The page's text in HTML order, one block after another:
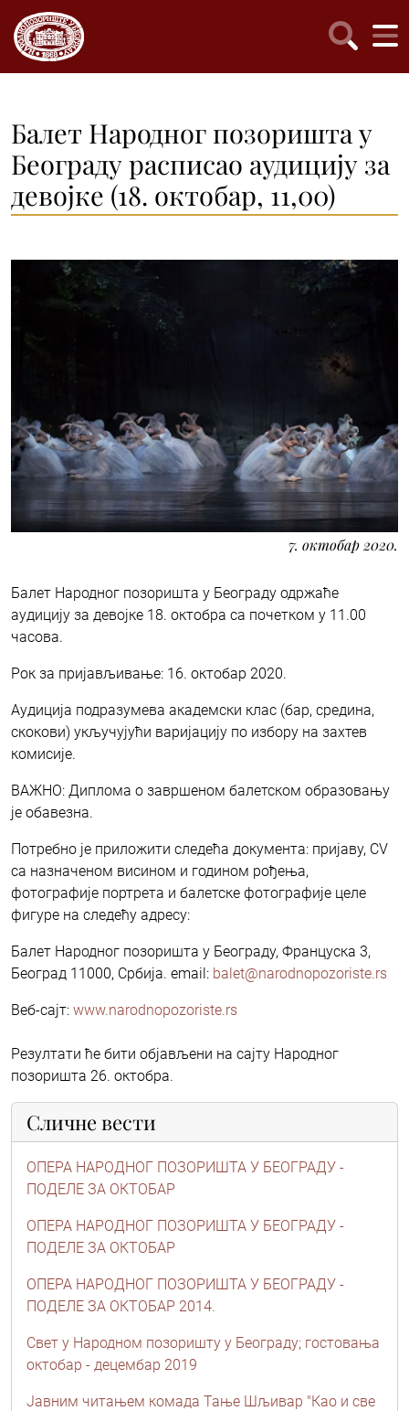
Балет Народног позоришта у
Београду расписао aудицију за
девојке (18. октобар, 11,00)
7. октобар 2020.
Балет Народног позоришта у Београду одржаће
aудицију за девојке 18. октобра са почетком у 11.00
часова.
Рок за пријављивање: 16. октобар 2020.
Аудиција подразумева академски клас (бар, средина,
скокови) укључујући варијацију по избору на захтев
комисије.
ВАЖНО: Диплома о завршеном балетском образовању
је обавезна.
Потребно је приложити следећа документа: пријаву, CV
са назначеном висином и годином рођења,
фотографије портрета и балетске фотографије целе
фигуре на следећу адресу:
Балет Народног позоришта у Београду, Француска 3,
Београд 11000, Србија. email: balet@narodnopozoriste.rs
Веб-сајт: www.narodnopozoriste.rs
Резултати ће бити објављени на сајту Народног
позоришта 26. октобра.
Сличне вести
ОПЕРА НАРОДНОГ ПОЗОРИШТА У БЕОГРАДУ -
ПОДЕЛЕ ЗА ОКТОБАР
ОПЕРА НАРОДНОГ ПОЗОРИШТА У БЕОГРАДУ -
ПОДЕЛЕ ЗА ОКТОБАР
ОПЕРА НАРОДНОГ ПОЗОРИШТА У БЕОГРАДУ -
ПОДЕЛЕ ЗА ОКТОБАР 2014.
Свет у Народном позоришту у Београду; гостовања
октобар - децембар 2019
Јавним читањем комада Тање Шљивар "Као и све